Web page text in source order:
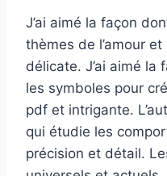
J’ai aimé la façon
thèmes de l’amour
délicate. J’ai aimé la
les symboles pour
pdf et intrigante.
qui étudie les
précision et détail.